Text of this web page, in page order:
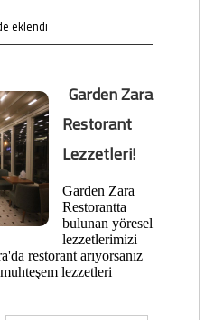
eklendi
Garden Zara
Restorant
Lezzetleri!
Garden Zara
Restorantta
bulunan yöresel
lezzetlerimizi
restorant arıyorsanız
lezzetleri